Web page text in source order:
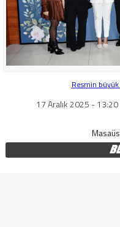
Resmin
17 Aralık 2025 -